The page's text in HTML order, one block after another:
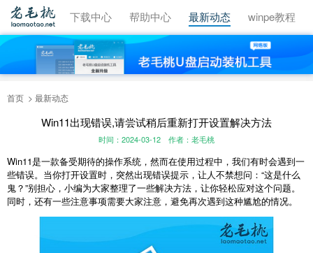
视频教程 下载中心 帮助中心 最新动态 winpe教程
首页 最新动态
Win11出现错误,请尝试稍后重新打开设置解决方法
时间：2024-03-12 作者：老毛桃
Win11是一款备受期待的操作系统，然而在使用过程中，我们有时会遇到一
些错误。当你打开设置时，突然出现错误提示，让人不禁想问：“这是什么
鬼？”别担心，小编为大家整理了一些解决方法，让你轻松应对这个问题。
同时，还有一些注意事项需要大家注意，避免再次遇到这种尴尬的情况。